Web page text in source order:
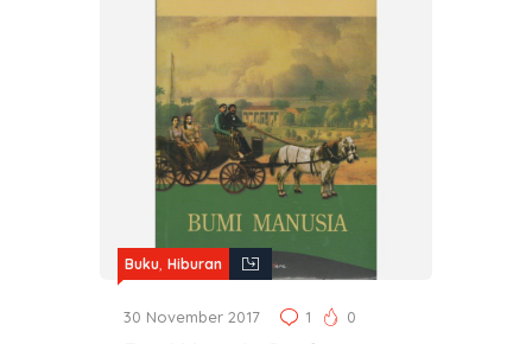
Buku, Hiburan
30 November 2017 1 0